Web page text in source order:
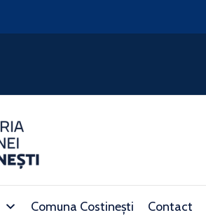
Comuna Costinești Contact